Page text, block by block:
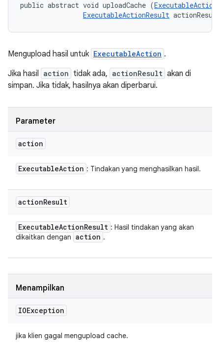
public abstract void uploadCache (ExecutableAction
ExecutableActionResult
Mengupload hasil untuk ExecutableAction .
Jika hasil action tidak ada, actionResult akan di
simpan. Jika tidak, hasilnya akan diperbarui.
Parameter
action
ExecutableAction : Tindakan yang menghasilkan hasil.
actionResult
ExecutableActionResult : Hasil tindakan yang akan
dikaitkan dengan action .
Menampilkan
IOException
jika klien gagal mengupload cache.